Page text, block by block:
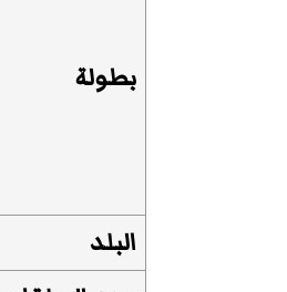
بطولة
البلد